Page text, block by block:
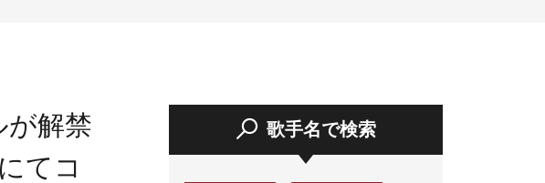
が解禁
てコ
歌手名で検索